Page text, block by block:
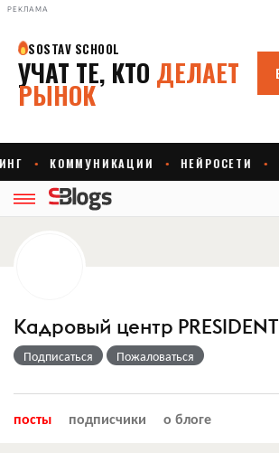
РЕКЛАМА
Кадровый центр PRESIDENT
Подписаться Пожаловаться
посты подписчики о блоге